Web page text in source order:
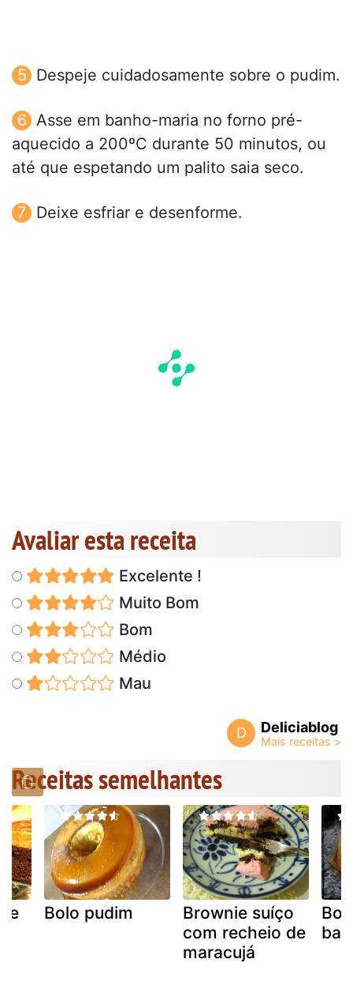
Despeje cuidadosamente sobre o pudim.
Asse em banho-maria no forno pré-
aquecido a 200ºC durante 50 minutos, ou
até que espetando um palito saia seco.
Deixe esfriar e desenforme.
Avaliar esta receita
Excelente !
Muito Bom
Bom
Médio
Mau
D Deliciablog
Receitas semelhantes
Bolo pudim
Brownie suíço
com recheio de
maracujá